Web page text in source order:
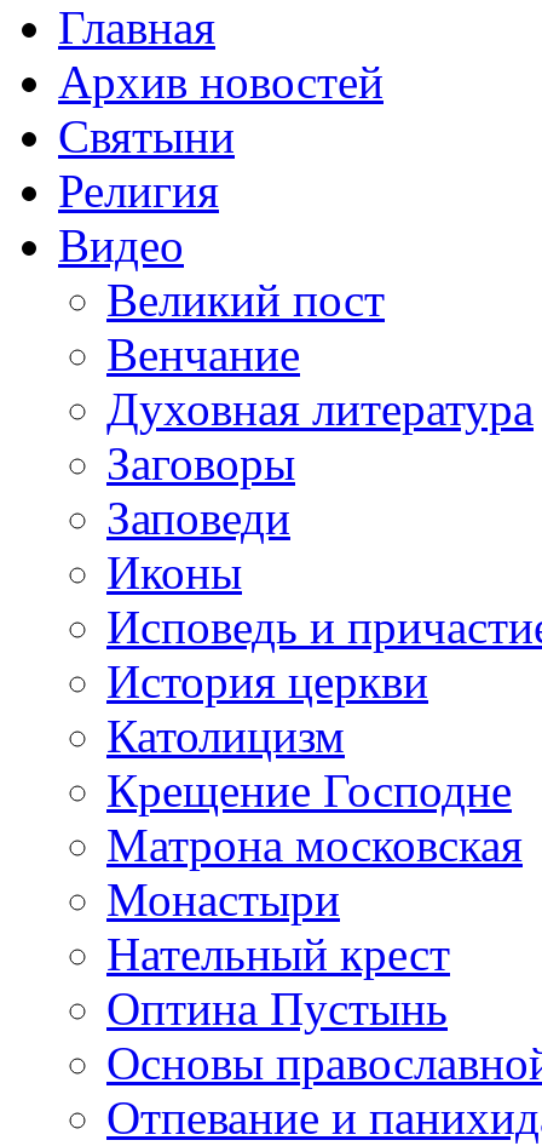
Главная
Архив новостей
Святыни
Религия
Видео
Великий пост
Венчание
Духовная литература
Заговоры
Заповеди
Иконы
Исповедь и
История церкви
Католицизм
Крещение Господне
Матрона московская
Монастыри
Нательный крест
Оптина Пустынь
Основы
Отпевание и